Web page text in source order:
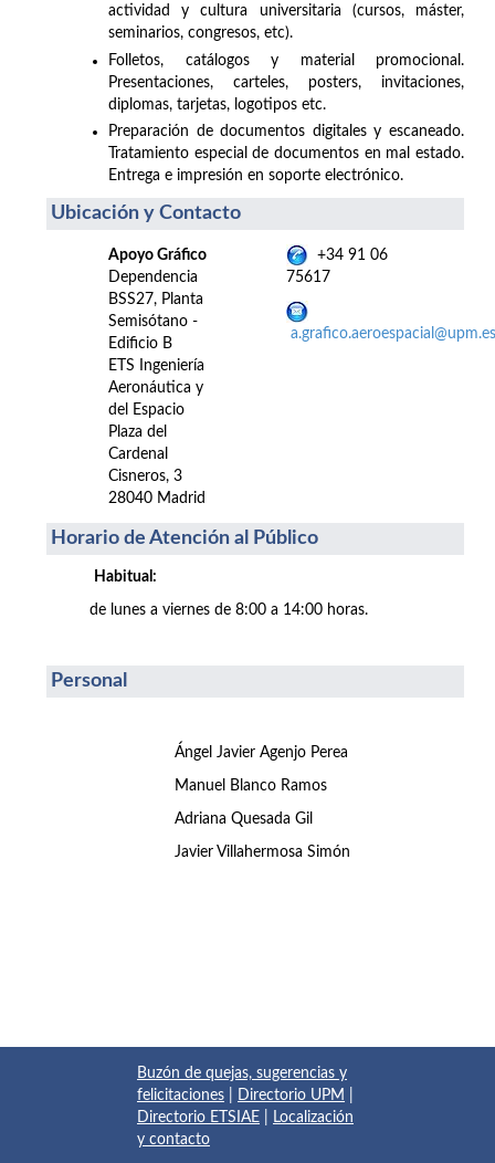
actividad y cultura universitaria (cursos, máster,
seminarios, congresos, etc).
Folletos, catálogos y material promocional.
Presentaciones, carteles, posters, invitaciones,
diplomas, tarjetas, logotipos etc.
Preparación de documentos digitales y escaneado.
Tratamiento especial de documentos en mal estado.
Entrega e impresión en soporte electrónico.
Ubicación y Contacto
Apoyo Gráfico
Dependencia
BSS27, Planta
Semisótano -
Edificio B
ETS Ingeniería
Aeronáutica y
del Espacio
Plaza del
Cardenal
Cisneros, 3
28040 Madrid
+34 91 06
75617
a.grafico.aeroespacial@upm.es
Horario de Atención al Público
Habitual:
de lunes a viernes de 8:00 a 14:00 horas.
Personal
Ángel Javier Agenjo Perea
Manuel Blanco Ramos
Adriana Quesada Gil
Javier Villahermosa Simón
Buzón de quejas, sugerencias y
felicitaciones
Directorio UPM
Directorio ETSIAE
Localización
y contacto